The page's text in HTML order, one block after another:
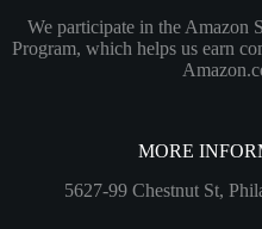
We participate in the Amazon
Program, which helps us earn
MORE
5627-99 Chestnut St,